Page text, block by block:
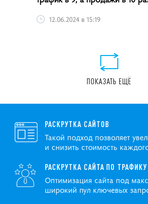
12.06.2024 в 15:19
ПОКАЗАТЬ ЕЩЁ
РАСКРУТКА САЙТОВ
Такой подход позволяет
и снизить стоимость
РАСКРУТКА САЙТА ПО ТРАФИКУ
Оптимизация сайта под
широкий пул ключевых